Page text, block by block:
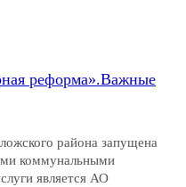
реформа».Важные
района запущена
коммунальными
является АО